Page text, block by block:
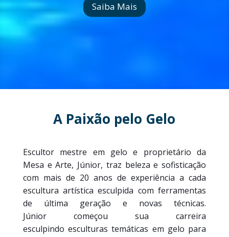
Saiba Mais
A Paixão pelo Gelo
Escultor mestre em gelo e proprietário da
Mesa e Arte, Júnior, traz beleza e sofisticação
com mais de 20 anos de experiência a cada
escultura artística esculpida com ferramentas
de última geração e novas técnicas.
Júnior começou sua carreira
esculpindo esculturas temáticas em gelo para